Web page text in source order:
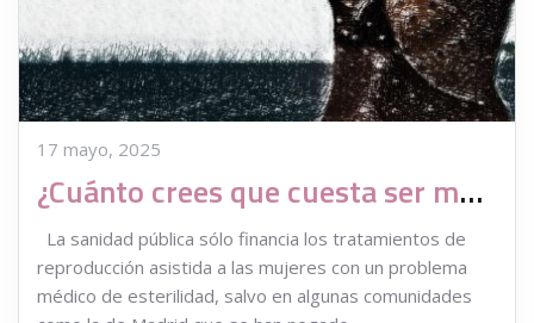
17 mayo, 2025
¿Cuánto crees que cuesta ser madre sin pareja con un tratamiento de reproducción asistida?
La sanidad pública sólo financia los tratamientos de
reproducción asistida a las mujeres con un problema
médico de esterilidad, salvo en algunas comunidades